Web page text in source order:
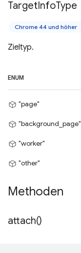
TargetInfoType
Chrome 44 und höher
Zieltyp.
ENUM
"page"
"background_page"
"worker"
"other"
Methoden
attach()